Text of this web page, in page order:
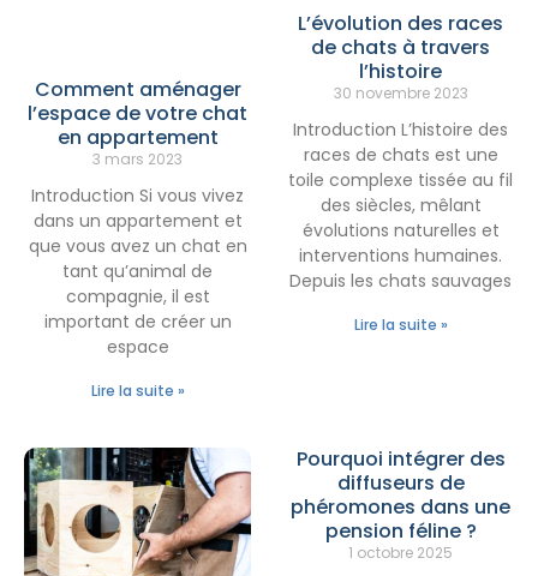
Comment aménager
l’espace de votre chat
en appartement
3 mars 2023
Introduction Si vous vivez
dans un appartement et
que vous avez un chat en
tant qu’animal de
compagnie, il est
important de créer un
espace
Lire la suite »
L’évolution des races
de chats à travers
l’histoire
30 novembre 2023
Introduction L’histoire des
races de chats est une
toile complexe tissée au fil
des siècles, mêlant
évolutions naturelles et
interventions humaines.
Depuis les chats sauvages
Lire la suite »
Pourquoi intégrer des
diffuseurs de
phéromones dans une
pension féline ?
1 octobre 2025